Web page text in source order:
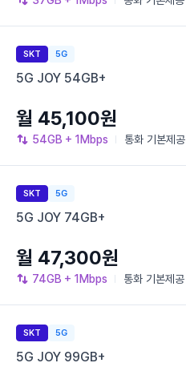
SKT 5G
5G JOY 54GB+
54GB + 1Mbps 통화 기본제공
월 45,100원
SKT 5G
5G JOY 74GB+
74GB + 1Mbps 통화 기본제공
월 47,300원
SKT 5G
5G JOY 99GB+